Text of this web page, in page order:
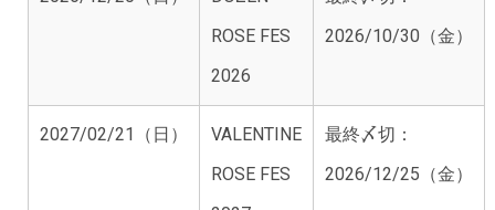
ROSE FES
2026
2026/10/30（金）
2027/02/21（日）
VALENTINE
ROSE FES
最終〆切：
2026/12/25（金）